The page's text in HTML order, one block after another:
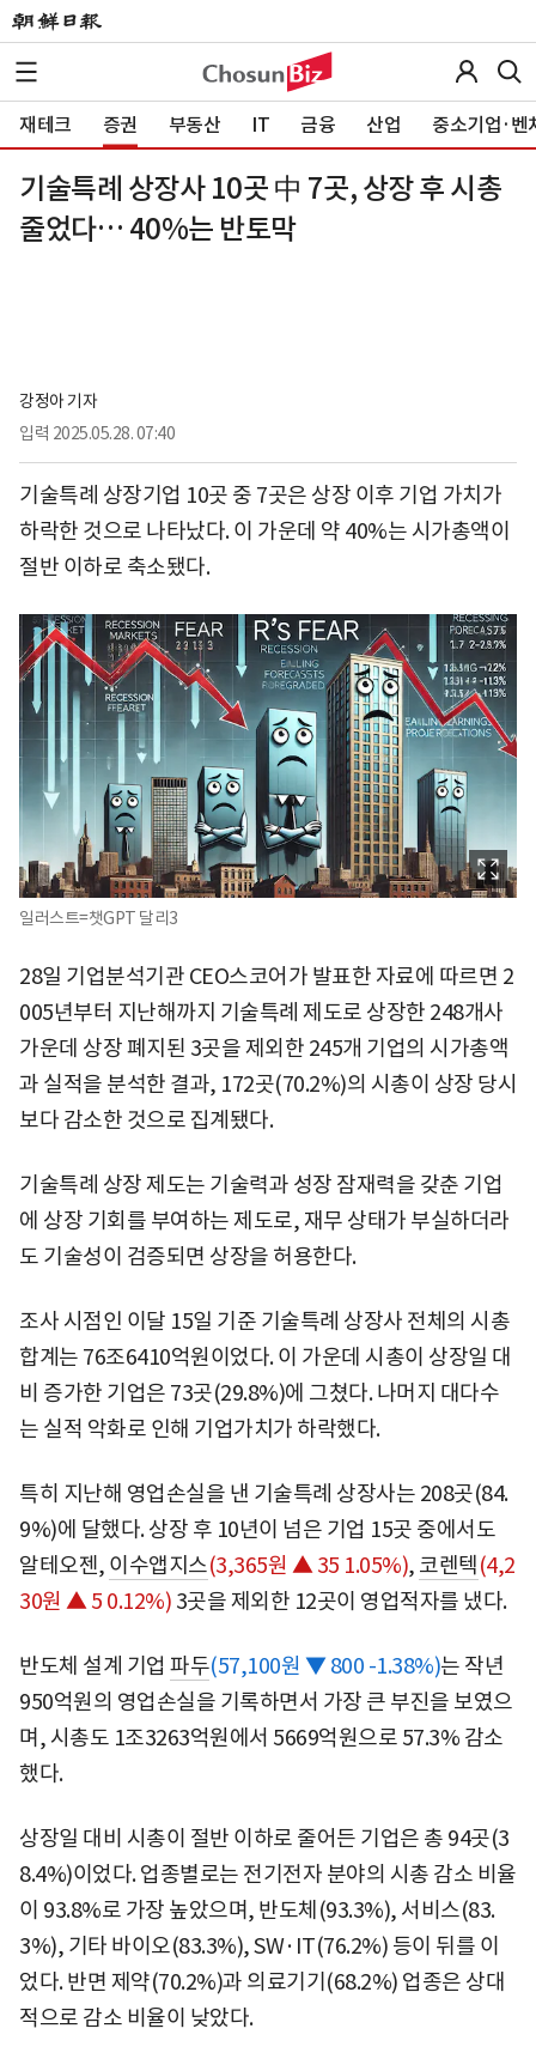
재테크 증권 부동산 IT 금융 산업 중소기업·벤
기술특례 상장사 10곳 中 7곳, 상장 후 시총
줄었다… 40%는 반토막
강정아 기자
입력 2025.05.28. 07:40
기술특례 상장기업 10곳 중 7곳은 상장 이후 기업 가치가
하락한 것으로 나타났다. 이 가운데 약 40%는 시가총액이
절반 이하로 축소됐다.
일러스트=챗GPT 달리3
28일 기업분석기관 CEO스코어가 발표한 자료에 따르면 2
005년부터 지난해까지 기술특례 제도로 상장한 248개사
가운데 상장 폐지된 3곳을 제외한 245개 기업의 시가총액
과 실적을 분석한 결과, 172곳(70.2%)의 시총이 상장 당시
보다 감소한 것으로 집계됐다.
기술특례 상장 제도는 기술력과 성장 잠재력을 갖춘 기업
에 상장 기회를 부여하는 제도로, 재무 상태가 부실하더라
도 기술성이 검증되면 상장을 허용한다.
조사 시점인 이달 15일 기준 기술특례 상장사 전체의 시총
합계는 76조6410억원이었다. 이 가운데 시총이 상장일 대
비 증가한 기업은 73곳(29.8%)에 그쳤다. 나머지 대다수
는 실적 악화로 인해 기업가치가 하락했다.
특히 지난해 영업손실을 낸 기술특례 상장사는 208곳(84.
9%)에 달했다. 상장 후 10년이 넘은 기업 15곳 중에서도
알테오젠, 이수앱지스(3,365원 ▲ 35 1.05%), 코렌텍(4,2
30원 ▲ 5 0.12%) 3곳을 제외한 12곳이 영업적자를 냈다.
반도체 설계 기업 파두(57,100원 ▼ 800 -1.38%)는 작년
950억원의 영업손실을 기록하면서 가장 큰 부진을 보였으
며, 시총도 1조3263억원에서 5669억원으로 57.3% 감소
했다.
상장일 대비 시총이 절반 이하로 줄어든 기업은 총 94곳(3
8.4%)이었다. 업종별로는 전기전자 분야의 시총 감소 비율
이 93.8%로 가장 높았으며, 반도체(93.3%), 서비스(83.
3%), 기타 바이오(83.3%), SW·IT(76.2%) 등이 뒤를 이
었다. 반면 제약(70.2%)과 의료기기(68.2%) 업종은 상대
적으로 감소 비율이 낮았다.